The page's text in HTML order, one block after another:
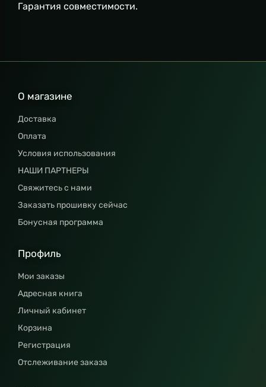
Гарантия совместимости.
О магазине
Доставка
Оплата
Условия использования
НАШИ ПАРТНЕРЫ
Свяжитесь с нами
Заказать прошивку сейчас
Бонусная программа
Профиль
Мои заказы
Адресная книга
Личный кабинет
Корзина
Регистрация
Отслеживание заказа